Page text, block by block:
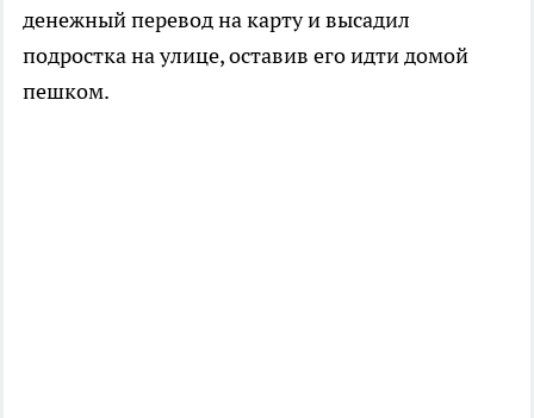
денежный перевод на карту и высадил
подростка на улице, оставив его идти домой
пешком.